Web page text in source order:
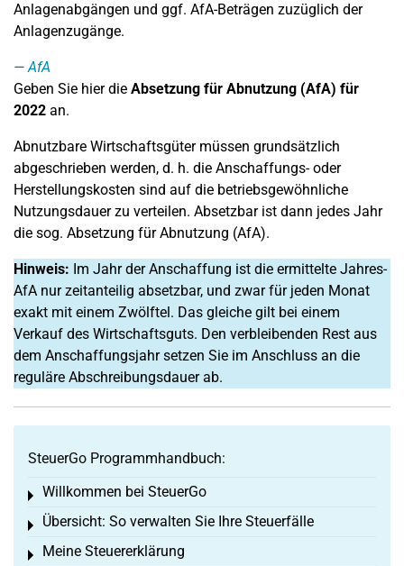
Anlagenabgängen und ggf. AfA-Beträgen zuzüglich der
Anlagenzugänge.
AfA
Geben Sie hier die Absetzung für Abnutzung (AfA) für
2022 an.
Abnutzbare Wirtschaftsgüter müssen grundsätzlich
abgeschrieben werden, d. h. die Anschaffungs- oder
Herstellungskosten sind auf die betriebsgewöhnliche
Nutzungsdauer zu verteilen. Absetzbar ist dann jedes Jahr
die sog. Absetzung für Abnutzung (AfA).
Hinweis: Im Jahr der Anschaffung ist die ermittelte Jahres-
AfA nur zeitanteilig absetzbar, und zwar für jeden Monat
exakt mit einem Zwölftel. Das gleiche gilt bei einem
Verkauf des Wirtschaftsguts. Den verbleibenden Rest aus
dem Anschaffungsjahr setzen Sie im Anschluss an die
reguläre Abschreibungsdauer ab.
SteuerGo Programmhandbuch:
Willkommen bei SteuerGo
Toggle menu
Übersicht: So verwalten Sie Ihre Steuerfälle
Toggle menu
Meine Steuererklärung
Toggle menu